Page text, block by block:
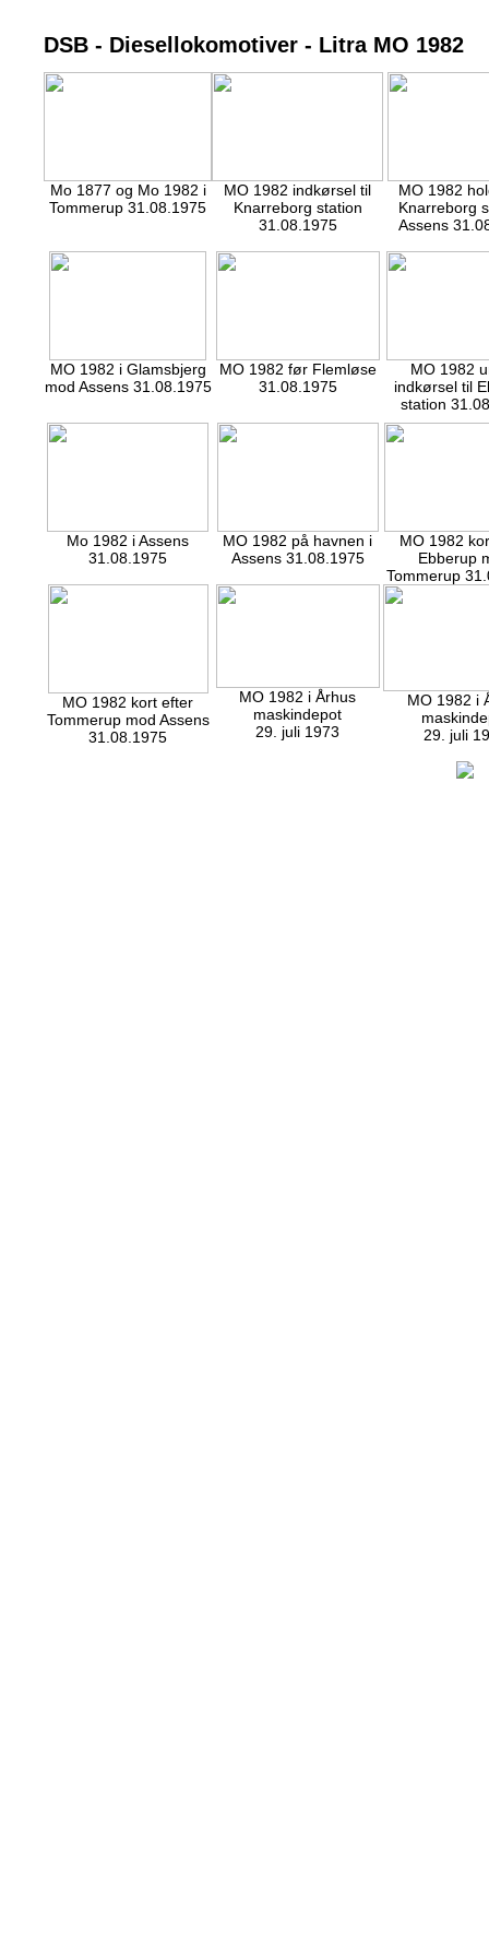
DSB - Diesellokomotiver - Litra MO 1982
Mo 1877 og Mo 1982 i
Tommerup 31.08.1975
MO 1982 indkørsel til
Knarreborg station
31.08.1975
MO 1982
Knarreborg
Assens
MO 1982 i Glamsbjerg
mod Assens 31.08.1975
MO 1982 før Flemløse
31.08.1975
MO 1982
indkørsel til
station
Mo 1982 i Assens
31.08.1975
MO 1982 på havnen i
Assens 31.08.1975
MO 1982
Ebberup
Tommerup
MO 1982 kort efter
Tommerup mod Assens
31.08.1975
MO 1982 i Århus
maskindepot
29. juli 1973
MO 1982 i
29. juli